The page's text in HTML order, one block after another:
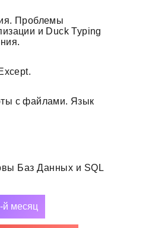
Проблемы
и Duck Typing
с файлами. Язык
Баз Данных и SQL
й месяц